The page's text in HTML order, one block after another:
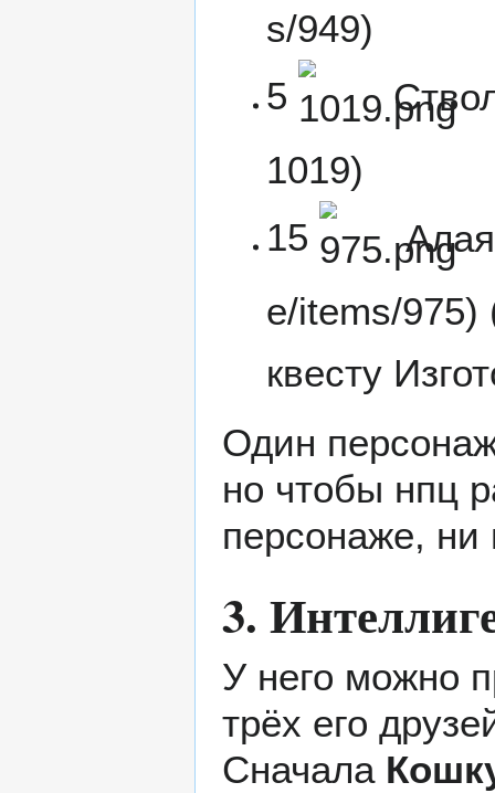
5
15
квесту
Один
но чтобы нпц
персонаже, ни
3.
У него можно
трёх его
Сначала